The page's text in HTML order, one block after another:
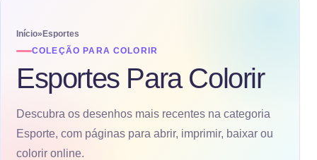
Início» Esportes
COLEÇÃO PARA COLORIR
Esportes Para Colorir
Descubra os desenhos mais recentes na categoria
Esporte, com páginas para abrir, imprimir, baixar ou
colorir online.